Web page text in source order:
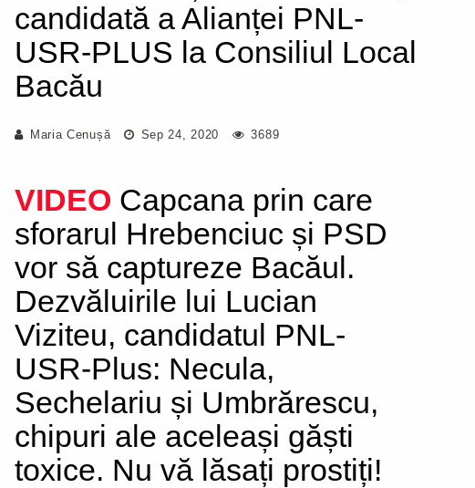
candidată a Alianței PNL-
USR-PLUS la Consiliul Local
Bacău
Maria Cenușă Sep 24, 2020 3689
VIDEO Capcana prin care
sforarul Hrebenciuc și PSD
vor să captureze Bacăul.
Dezvăluirile lui Lucian
Viziteu, candidatul PNL-
USR-Plus: Necula,
Sechelariu și Umbrărescu,
chipuri ale aceleași găști
toxice. Nu vă lăsați prostiți!